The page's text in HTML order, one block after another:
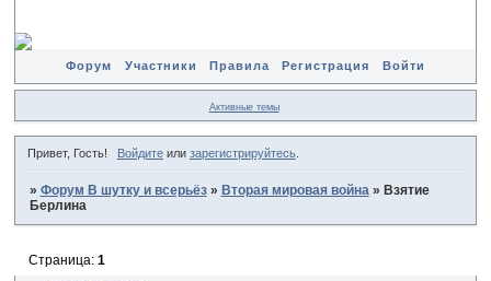
Форум Участники Правила Регистрация Войти
Активные темы
Привет, Гость! Войдитеили зарегистрируйтесь.
» Форум В шутку и всерьёз » Вторая мировая война » Взятие
Берлина
Страница: 1